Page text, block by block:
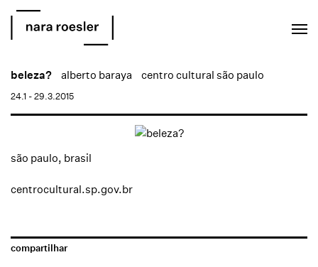
beleza? alberto baraya centro cultural são paulo
24.1 - 29.3.2015
são paulo, brasil
centrocultural.sp.gov.br
compartilhar